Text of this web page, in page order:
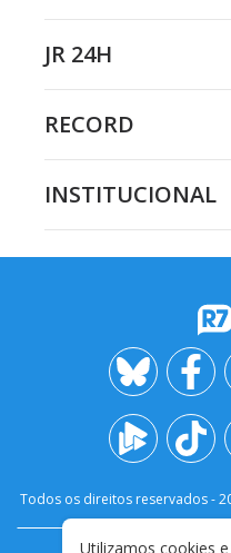
JR 24H
RECORD
INSTITUCIONAL
Todos os direitos reservados -
Utilizamos cookies